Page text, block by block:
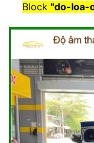
Block "do-loa-